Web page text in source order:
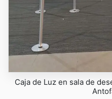
Caja de Luz en sala de